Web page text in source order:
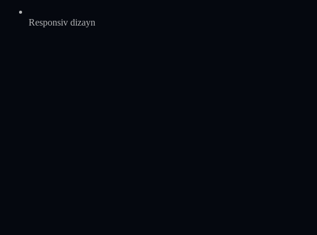
Responsiv dizayn